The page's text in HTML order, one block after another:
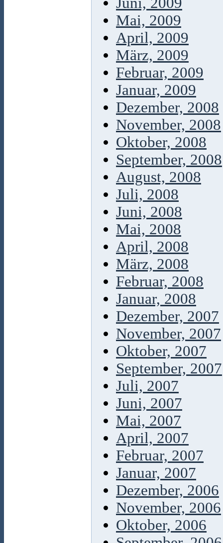
Mai, 2009
April, 2009
März, 2009
Februar, 2009
Januar, 2009
Dezember, 2008
November, 2008
Oktober, 2008
September, 2008
August, 2008
Juli, 2008
Juni, 2008
Mai, 2008
April, 2008
März, 2008
Februar, 2008
Januar, 2008
Dezember, 2007
November, 2007
Oktober, 2007
September, 2007
Juli, 2007
Juni, 2007
Mai, 2007
April, 2007
Februar, 2007
Januar, 2007
Dezember, 2006
November, 2006
Oktober, 2006